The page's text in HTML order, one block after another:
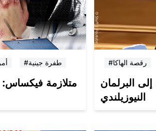
#طفرة جينية
متلازمة
#رقصة الهاكا
إلى البرلمان
النيوزيلندي